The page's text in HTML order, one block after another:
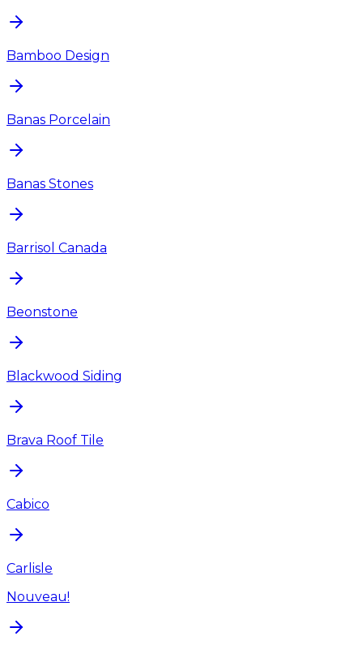
Bamboo Design
Banas Porcelain
Banas Stones
Barrisol Canada
Beonstone
Blackwood Siding
Brava Roof Tile
Cabico
Carlisle
Nouveau!